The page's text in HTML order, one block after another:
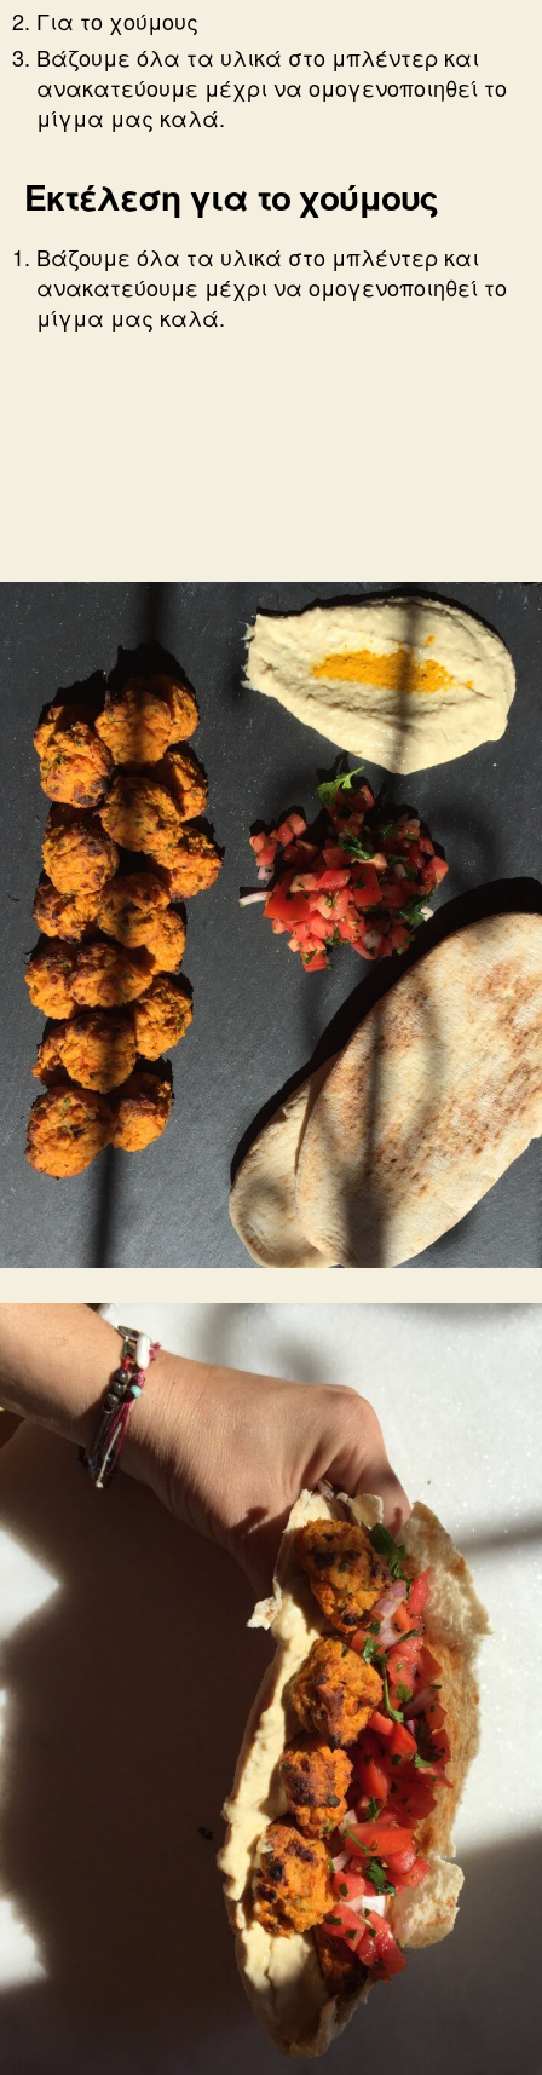
Για το χούμους
Βάζουμε όλα τα υλικά στο μπλέντερ και
ανακατεύουμε μέχρι να ομογενοποιηθεί το
μίγμα μας καλά.
Εκτέλεση για το χούμους
Βάζουμε όλα τα υλικά στο μπλέντερ και
ανακατεύουμε μέχρι να ομογενοποιηθεί το
μίγμα μας καλά.